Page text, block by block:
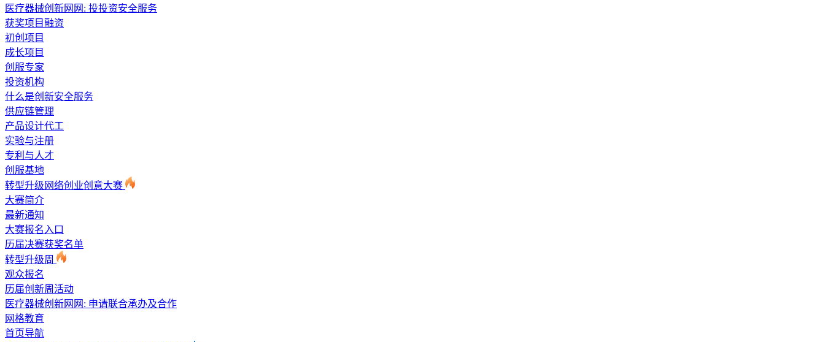
医疗器械创新网网: 投投资安全服务
获奖项目融资
初创项目
成长项目
创服专家
投资机构
什么是创新安全服务
供应链管理
产品设计代工
实验与注册
专利与人才
创服基地
转型升级网络创业创意大赛
大赛简介
最新通知
大赛报名入口
历届决赛获奖名单
转型升级周
观众报名
历届创新周活动
医疗器械创新网网: 申请联合承办及合作
网格教育
首页导航